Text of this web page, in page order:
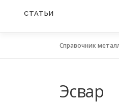
СТАТЬИ
Справочник
Эсвар